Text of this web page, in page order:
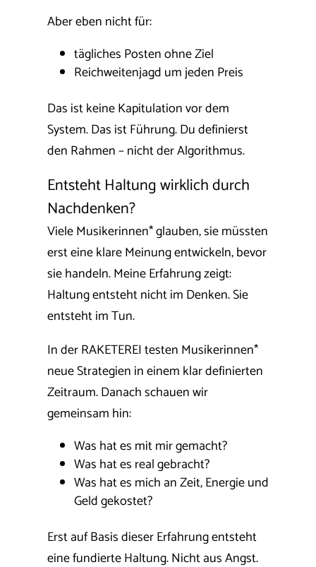
Aber eben nicht für:
tägliches Posten ohne Ziel
Reichweitenjagd um jeden Preis
Das ist keine Kapitulation vor dem
System. Das ist Führung. Du definierst
den Rahmen – nicht der Algorithmus.
Entsteht Haltung wirklich durch
Nachdenken?
Viele Musikerinnen* glauben, sie müssten
erst eine klare Meinung entwickeln, bevor
sie handeln. Meine Erfahrung zeigt:
Haltung entsteht nicht im Denken. Sie
entsteht im Tun.
In der RAKETEREI testen Musikerinnen*
neue Strategien in einem klar definierten
Zeitraum. Danach schauen wir
gemeinsam hin:
Was hat es mit mir gemacht?
Was hat es real gebracht?
Was hat es mich an Zeit, Energie und
Geld gekostet?
Erst auf Basis dieser Erfahrung entsteht
eine fundierte Haltung. Nicht aus Angst.